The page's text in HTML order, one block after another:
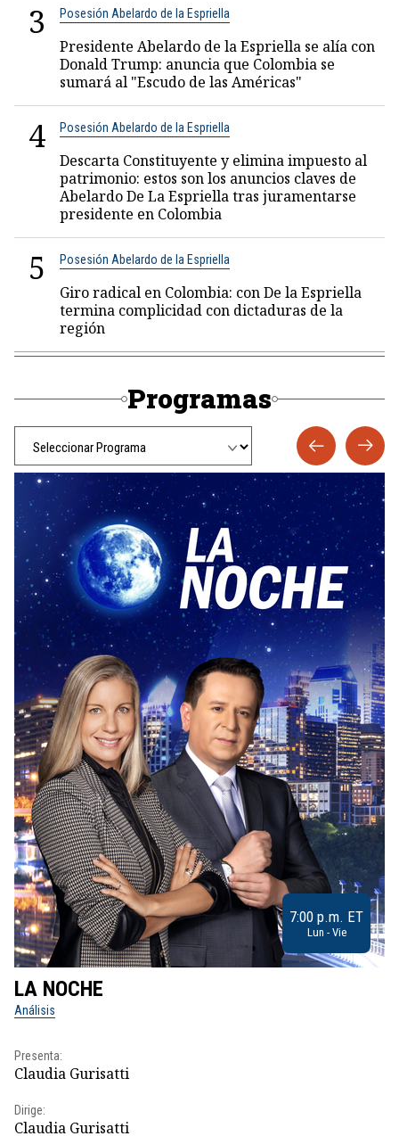
3 Posesión Abelardo de la Espriella
Presidente Abelardo de la Espriella se alía con
Donald Trump: anuncia que Colombia se
sumará al "Escudo de las Américas"
4 Posesión Abelardo de la Espriella
Descarta Constituyente y elimina impuesto al
patrimonio: estos son los anuncios claves de
Abelardo De La Espriella tras juramentarse
presidente en Colombia
5 Posesión Abelardo de la Espriella
Giro radical en Colombia: con De la Espriella
termina complicidad con dictaduras de la
región
Programas
7:00 p.m. ET
Lun - Vie
LA NOCHE
Análisis
Presenta:
Claudia Gurisatti
Dirige:
Claudia Gurisatti